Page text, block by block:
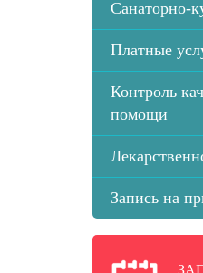
Санаторно-
Платные
Контроль
помощи
Запись на